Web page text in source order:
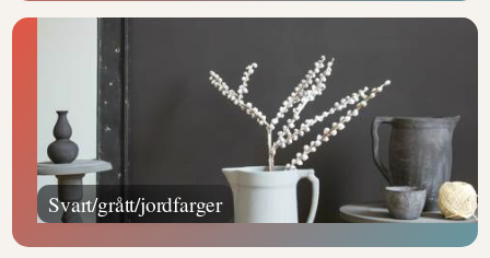
Svart/grått/jordfarger